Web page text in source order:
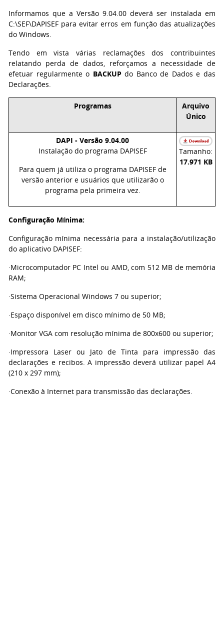
Informamos que a Versão 9.04.00 deverá ser instalada em
C:\SEF\DAPISEF para evitar erros em função das atualizações
do Windows.
Tendo em vista várias reclamações dos contribuintes
relatando perda de dados, reforçamos a necessidade de
efetuar regularmente o BACKUPdo Banco de Dados e das
Declarações.
Programas
Arquivo
Único
DAPI - Versão 9.04.00
Instalação do programa DAPISEF
Para quem já utiliza o programa DAPISEF de
versão anterior e usuários que utilizarão o
programa pela primeira vez.
Tamanho:
17.971 KB
Configuração Mínima:
Configuração mínima necessária para a instalação/utilização
do aplicativo DAPISEF:
·Microcomputador PC Intel ou AMD, com 512 MB de memória
RAM;
·Sistema Operacional Windows 7 ou superior;
·Espaço disponível em disco mínimo de 50 MB;
·Monitor VGA com resolução mínima de 800x600 ou superior;
·Impressora Laser ou Jato de Tinta para impressão das
declarações e recibos. A impressão deverá utilizar papel A4
(210 x 297 mm);
·Conexão à Internet para transmissão das declarações.